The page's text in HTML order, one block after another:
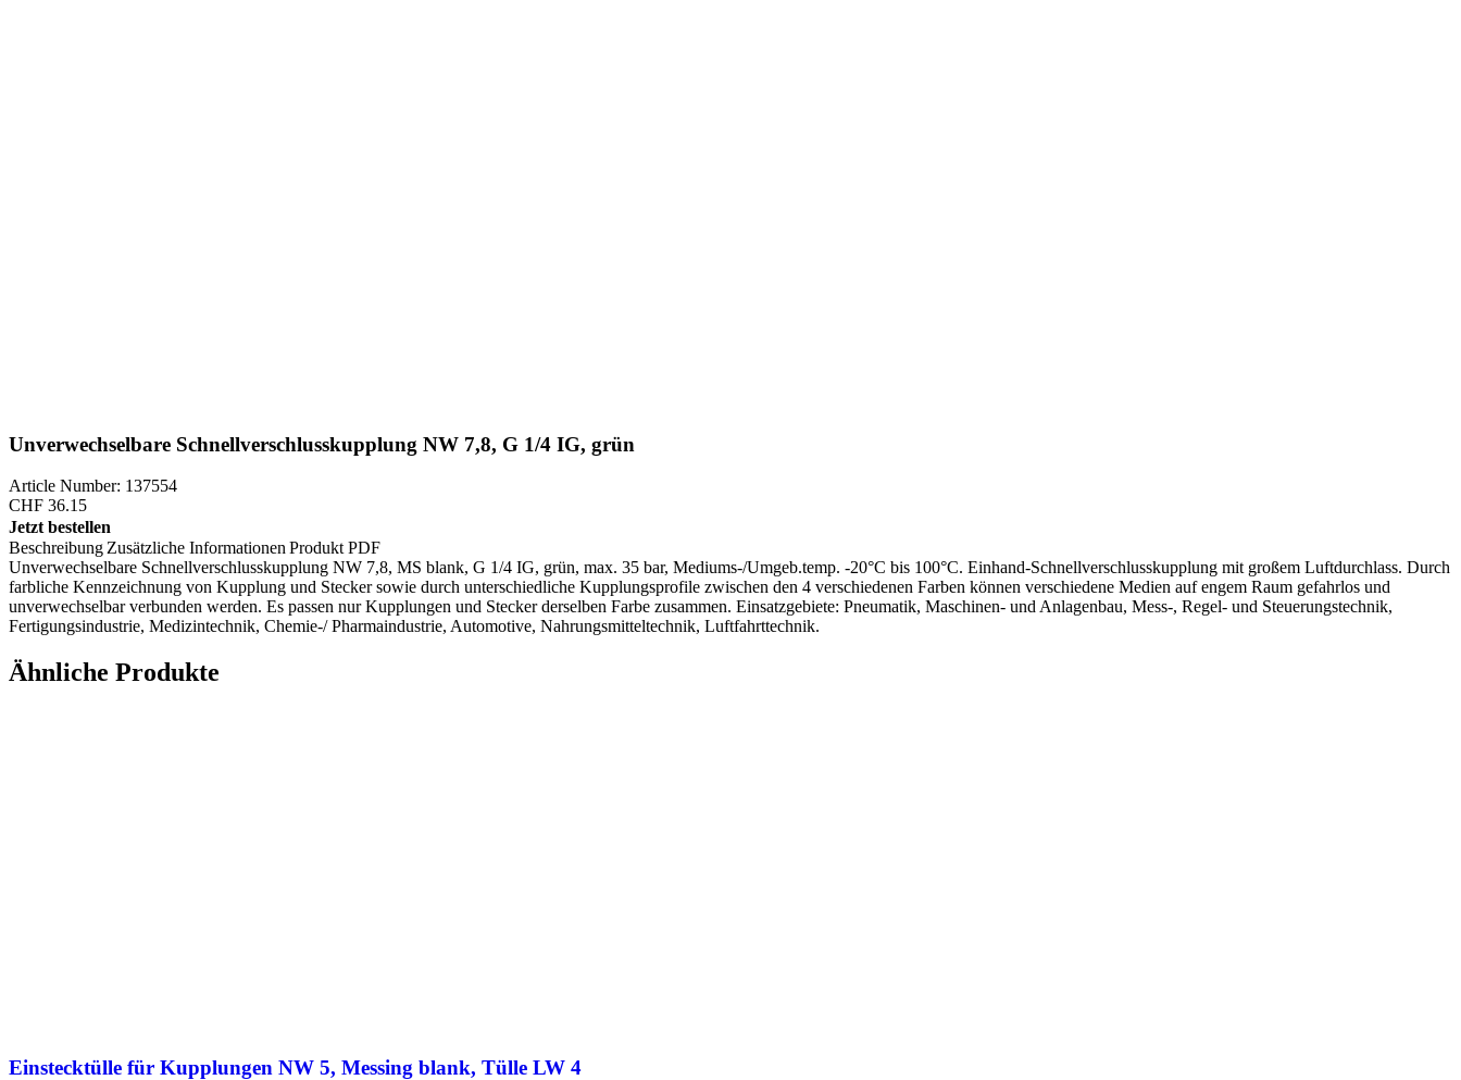
Unverwechselbare Schnellverschlusskupplung NW 7,8, G 1/4 IG, grün
Article Number: 137554
CHF 36.15
Jetzt bestellen
Beschreibung Zusätzliche Informationen Produkt PDF
Unverwechselbare Schnellverschlusskupplung NW 7,8, MS blank, G 1/4 IG, grün, max. 35 bar, Mediums-/Umgeb.temp. -20°C bis 100°C. Einhand-Schnellverschlusskupplung mit großem Luftdurchlass. Durch
farbliche Kennzeichnung von Kupplung und Stecker sowie durch unterschiedliche Kupplungsprofile zwischen den 4 verschiedenen Farben können verschiedene Medien auf engem Raum gefahrlos und
unverwechselbar verbunden werden. Es passen nur Kupplungen und Stecker derselben Farbe zusammen. Einsatzgebiete: Pneumatik, Maschinen- und Anlagenbau, Mess-, Regel- und Steuerungstechnik,
Fertigungsindustrie, Medizintechnik, Chemie-/ Pharmaindustrie, Automotive, Nahrungsmitteltechnik, Luftfahrttechnik.
Ähnliche Produkte
Einstecktülle für Kupplungen NW 5, Messing blank, Tülle LW 4